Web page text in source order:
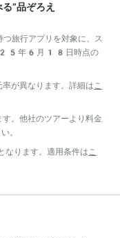
”品ぞろえ
旅行アプリを対象に、ス
年6月18日時点の
が異なります。詳細はこ
。他社のツアーより料金
。
ります。適用条件はこ